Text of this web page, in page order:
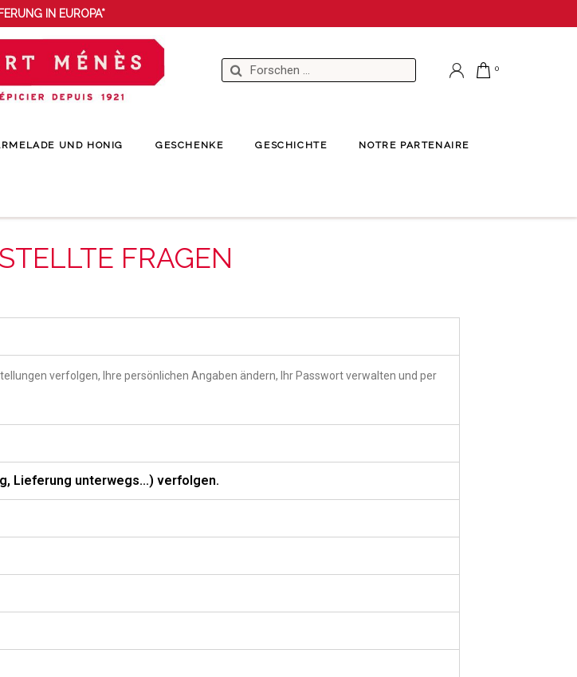
IN EUROPA*
UND HONIG GESCHENKE GESCHICHTE NOTRE PARTENAIRE
FRAGEN
verfolgen, Ihre persönlichen Angaben ändern, Ihr Passwort verwalten und per
Lieferung unterwegs...) verfolgen.